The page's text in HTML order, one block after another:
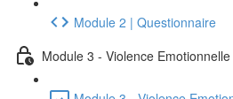
Module 2 | Questionnaire
Module 3 - Violence Emotionnelle